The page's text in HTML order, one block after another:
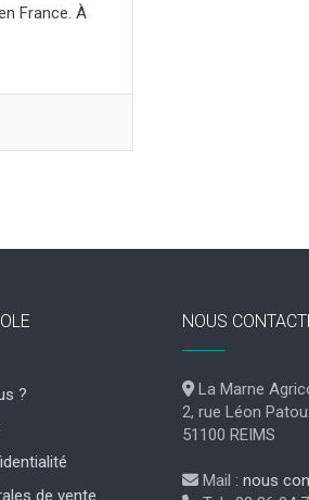
France. À
?
NOUS
La Marne
2, rue Léon
51100 REIMS
Mail : nous